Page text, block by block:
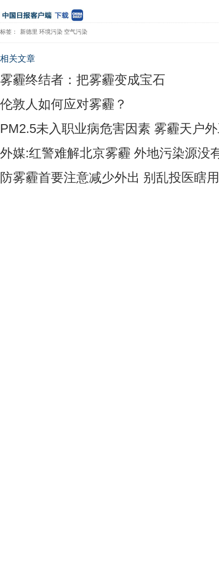
标签： 新德里 环境污染 空气污染
相关文章
雾霾终结者：把雾霾变成宝石
伦敦人如何应对雾霾？
PM2.5未入职业病危害因素 雾霾天户
外媒:红警难解北京雾霾 外地污染源没
防雾霾首要注意减少外出 别乱投医瞎